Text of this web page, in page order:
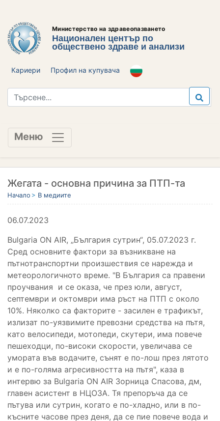
Министерство на здравеопазването
Национален център по
обществено здраве и анализи
Кариери Профил на купувача
Меню
Жегата - основна причина за ПТП-та
Начало В медиите
06.07.2023
Bulgaria ON AIR, „България сутрин“, 05.07.2023 г.
Сред основните фактори за възникване на
пътнотранспортни произшествия се нарежда и
метеорологичното време. "В България са правени
проучвания и се оказа, че през юли, август,
септември и октомври има ръст на ПТП с около
10%. Няколко са факторите - засилен е трафикът,
излизат по-уязвимите превозни средства на пътя,
като велосипеди, мотопеди, скутери, има повече
пешеходци, по-високи скорости, увеличава се
умората във водачите, сънят е по-лош през лятото
и е по-голяма агресивността на пътя", каза в
интервю за Bulgaria ON AIR Зорница Спасова, дм,
главен асистент в НЦОЗА. Тя препоръча да се
пътува или сутрин, когато е по-хладно, или в по-
късните часове през деня, да се пие повече вода и